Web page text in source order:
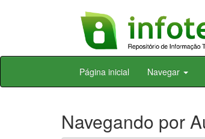
Skip
Página inicial Navegar
Navegando por